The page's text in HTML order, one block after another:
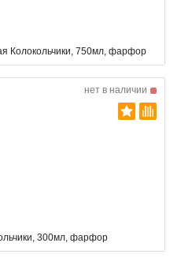
Колокольчики, 750мл, фарфор
нет в наличии
300мл, фарфор